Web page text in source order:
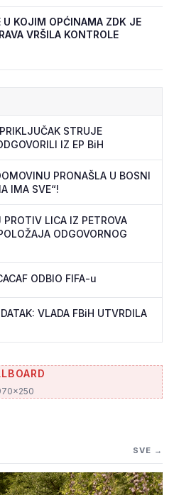
U KOJIM OPĆINAMA ZDK JE
VRŠILA KONTROLE
STRUJE
IZ EP BiH
PRONAŠLA U BOSNI
IMA SVE“!
LICA IZ PETROVA
ODGOVORNOG
ODBIO FIFA-u
VLADA FBiH UTVRDILA
SVE →